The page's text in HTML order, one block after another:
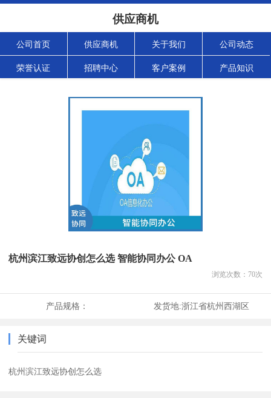
供应商机
公司首页 供应商机 关于我们 公司动态
荣誉认证 招聘中心 客户案例 产品知识
杭州滨江致远协创怎么选 智能协同办公 OA
浏览次数： 70次
产品规格： 发货地:浙江省杭州西湖区
关键词
杭州滨江致远协创怎么选